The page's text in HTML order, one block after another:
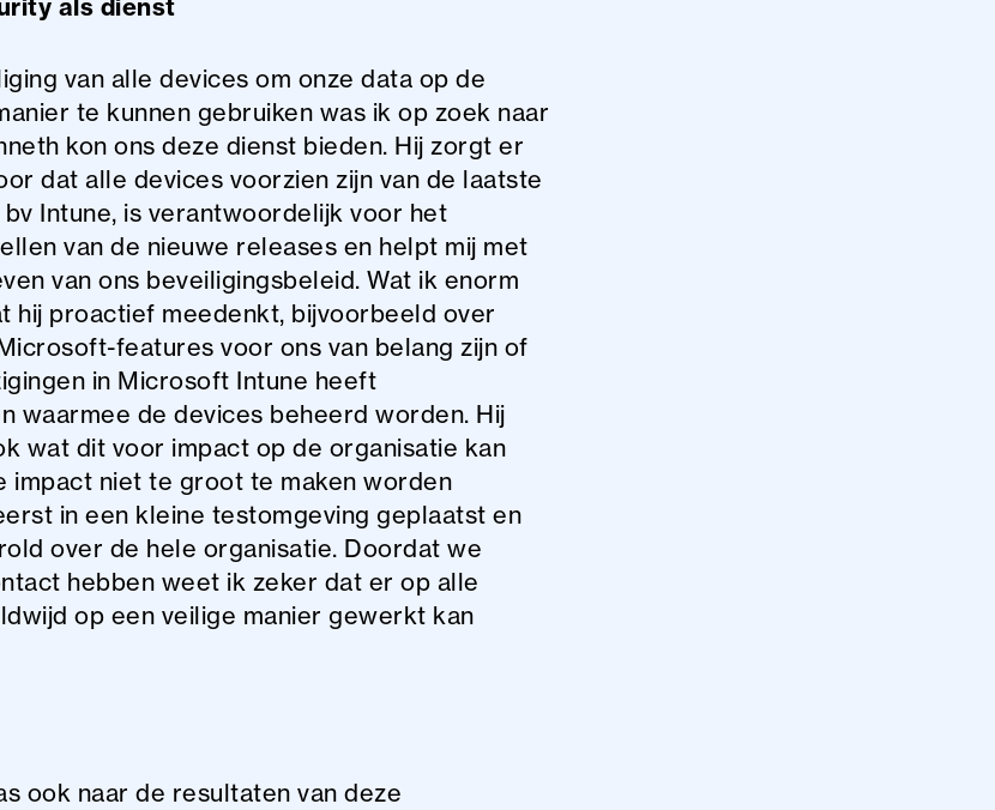
als dienst
van alle devices om onze data op de
te kunnen gebruiken was ik op zoek naar
kon ons deze dienst bieden. Hij zorgt er
dat alle devices voorzien zijn van de laatste
Intune, is verantwoordelijk voor het
van de nieuwe releases en helpt mij met
van ons beveiligingsbeleid. Wat ik enorm
hij proactief meedenkt, bijvoorbeeld over
features voor ons van belang zijn of
in Microsoft Intune heeft
waarmee de devices beheerd worden. Hij
wat dit voor impact op de organisatie kan
impact niet te groot te maken worden
in een kleine testomgeving geplaatst en
over de hele organisatie. Doordat we
hebben weet ik zeker dat er op alle
op een veilige manier gewerkt kan
ook naar de resultaten van deze